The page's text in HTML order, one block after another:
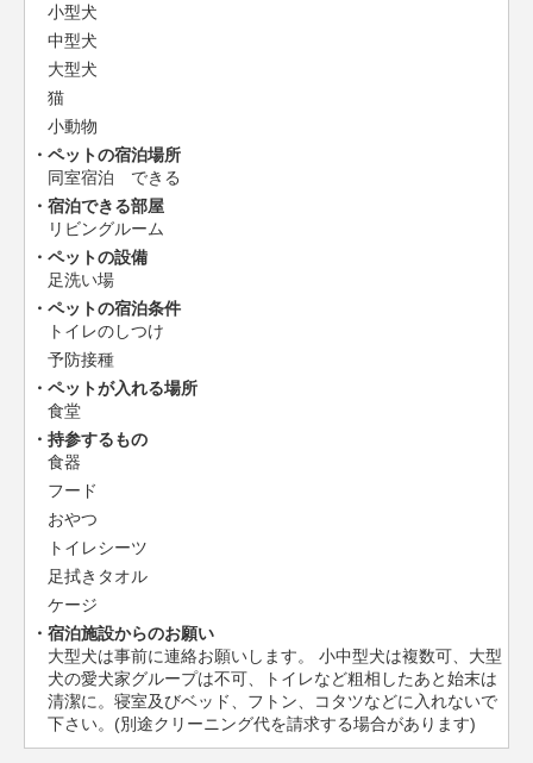
小型犬
中型犬
大型犬
猫
小動物
ペットの宿泊場所
同室宿泊 できる
宿泊できる部屋
リビングルーム
ペットの設備
足洗い場
ペットの宿泊条件
トイレのしつけ
予防接種
ペットが入れる場所
食堂
持参するもの
食器
フード
おやつ
トイレシーツ
足拭きタオル
ケージ
宿泊施設からのお願い
大型犬は事前に連絡お願いします。 小中型犬は複数可、大型
犬の愛犬家グループは不可、トイレなど粗相したあと始末は
清潔に。寝室及びベッド、フトン、コタツなどに入れないで
下さい。(別途クリーニング代を請求する場合があります)